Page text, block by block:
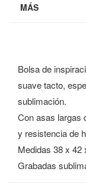
MÁS
Bolsa de
suave tacto,
sublimación.
Con asas largas
y resistencia de
Medidas 38 x 42
Grabadas